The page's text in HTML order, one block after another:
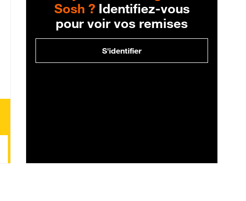
Sosh ?Identifiez-vous
pour voir vos remises
S'identifier